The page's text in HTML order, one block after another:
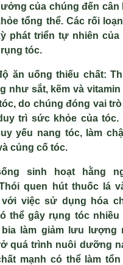
của chúng đến cân
tổng thể. Các rối
phát triển tự nhiên của
tóc.
ăn uống thiếu chất:
như sắt, kẽm và vitamin
do chúng đóng vai
trì sức khỏe của tóc.
yếu nang tóc, làm
củng cố tóc.
sinh hoạt hằng
quen hút thuốc lá
việc sử dụng hóa
thể gây rụng tóc nhiều
làm giảm lưu lượng
quá trình nuôi dưỡng
mạnh có thể làm